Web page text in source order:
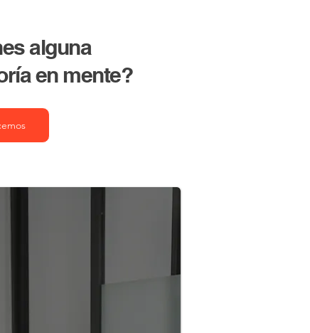
alguna
en mente?